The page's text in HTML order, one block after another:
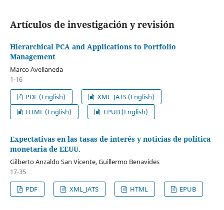
Artículos de investigación y revisión
Hierarchical PCA and Applications to Portfolio
Management
Marco Avellaneda
1-16
PDF (English)
XML_JATS (English)
HTML (English)
EPUB (English)
Expectativas en las tasas de interés y noticias de política
monetaria de EEUU.
Gilberto Anzaldo San Vicente, Guillermo Benavides
17-35
PDF
XML_JATS HTML EPUB